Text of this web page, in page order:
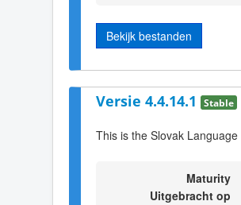
Bekijk bestanden
Versie 4.4.14.1 Stable
This is the Slovak
Maturity
Uitgebracht op